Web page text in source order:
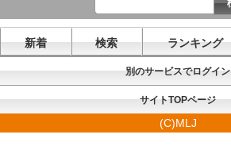
新着 検索 ランキング
別のサービスでログイン
サイトTOPページ
(C)MLJ